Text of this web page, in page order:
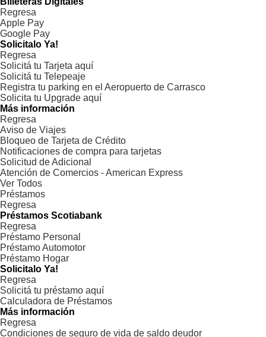
Regresa
Apple Pay
Google Pay
Solicitalo Ya!
Regresa
Solicitá tu Tarjeta aquí
Solicitá tu Telepeaje
Registra tu parking en el Aeropuerto de Carrasco
Solicita tu Upgrade aquí
Más información
Regresa
Aviso de Viajes
Bloqueo de Tarjeta de Crédito
Notificaciones de compra para tarjetas
Solicitud de Adicional
Atención de Comercios - American Express
Ver Todos
Préstamos
Regresa
Préstamos Scotiabank
Regresa
Préstamo Personal
Préstamo Automotor
Préstamo Hogar
Solicitalo Ya!
Regresa
Solicitá tu préstamo aquí
Calculadora de Préstamos
Más información
Regresa
Condiciones de seguro de vida de saldo deudor